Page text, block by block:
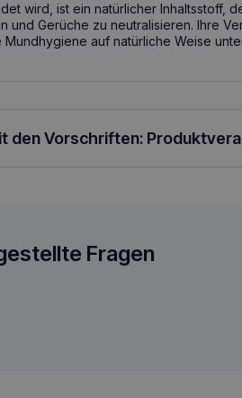
wird, ist ein natürlicher Inhaltsstoff,
Gerüche zu neutralisieren. Ihre
auf natürliche Weise
den Vorschriften:
Fragen